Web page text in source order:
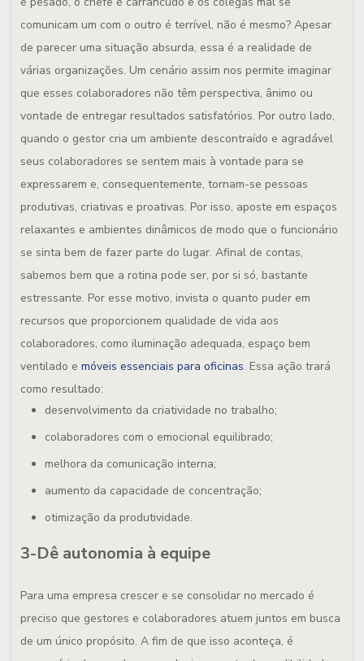
comunicam um com o outro é terrível, não é mesmo? Apesar
de parecer uma situação absurda, essa é a realidade de
várias organizações. Um cenário assim nos permite imaginar
que esses colaboradores não têm perspectiva, ânimo ou
vontade de entregar resultados satisfatórios. Por outro lado,
quando o gestor cria um ambiente descontraído e agradável
seus colaboradores se sentem mais à vontade para se
expressarem e, consequentemente, tornam-se pessoas
produtivas, criativas e proativas. Por isso, aposte em espaços
relaxantes e ambientes dinâmicos de modo que o funcionário
se sinta bem de fazer parte do lugar. Afinal de contas,
sabemos bem que a rotina pode ser, por si só, bastante
estressante. Por esse motivo, invista o quanto puder em
recursos que proporcionem qualidade de vida aos
colaboradores, como iluminação adequada, espaço bem
ventilado e móveis essenciais para oficinas. Essa ação trará
como resultado:
desenvolvimento da criatividade no trabalho;
colaboradores com o emocional equilibrado;
melhora da comunicação interna;
aumento da capacidade de concentração;
otimização da produtividade.
3-Dê autonomia à equipe
Para uma empresa crescer e se consolidar no mercado é
preciso que gestores e colaboradores atuem juntos em busca
de um único propósito. A fim de que isso aconteça, é